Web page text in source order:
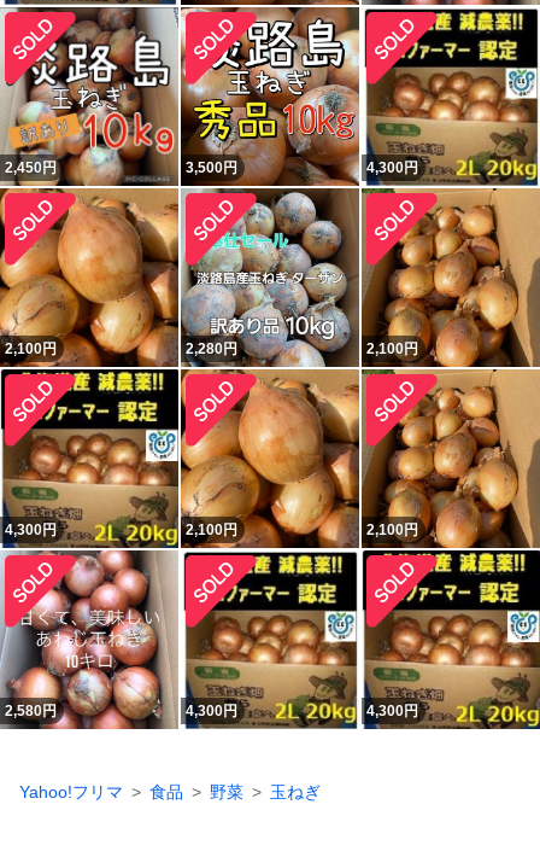
2,450円 3,500円 4,300円
2,100円 2,280円 2,100円
4,300円 2,100円 2,100円
2,580円 4,300円 4,300円
Yahoo!フリマ 食品 野菜 玉ねぎ